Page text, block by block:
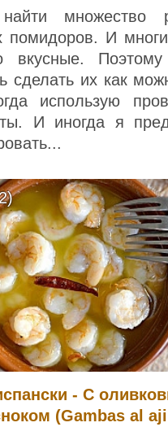
множество
помидоров. И
вкусные.
сделать их как
использую
И иногда я
- С
(Gambas al